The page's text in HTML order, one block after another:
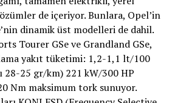
de içeriyor. Bunlara, Opel’in
dinamik üst modelleri de dahil.
Tourer GSe ve Grandland GSe,
yakıt tüketimi: 1,2-1,1 lt/100
28-25 gr/km) 221 kW/300 HP
Nm maksimum tork sunuyor.